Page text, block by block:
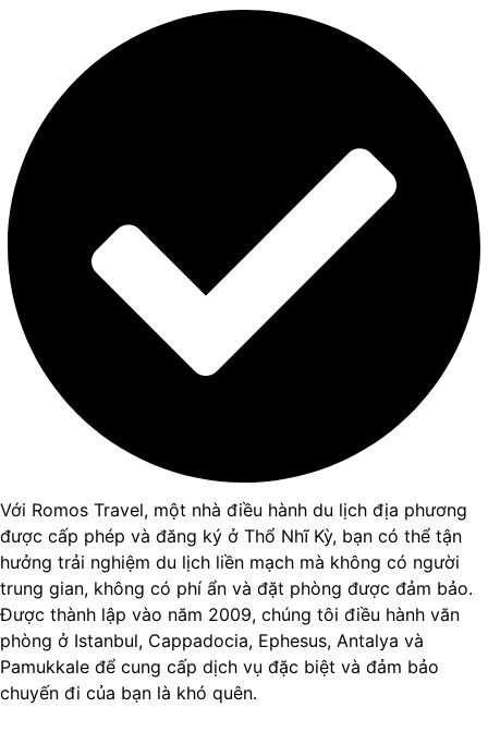
Với Romos Travel, một nhà điều hành du lịch địa phương
được cấp phép và đăng ký ở Thổ Nhĩ Kỳ, bạn có thể tận
hưởng trải nghiệm du lịch liền mạch mà không có người
trung gian, không có phí ẩn và đặt phòng được đảm bảo.
Được thành lập vào năm 2009, chúng tôi điều hành văn
phòng ở Istanbul, Cappadocia, Ephesus, Antalya và
Pamukkale để cung cấp dịch vụ đặc biệt và đảm bảo
chuyến đi của bạn là khó quên.